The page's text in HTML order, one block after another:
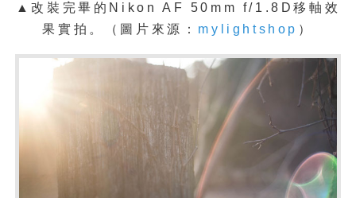
▲改裝完畢的Nikon AF 50mm f/1.8D移軸效
果 實拍。 （圖片來源： mylightshop ）